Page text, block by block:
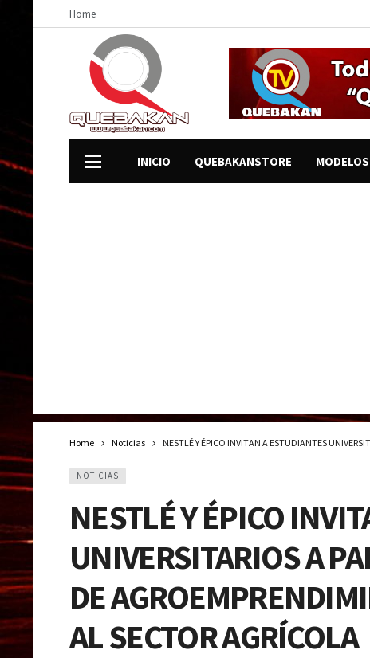
Home
INICIO QUEBAKANSTORE MODELOS
Home Noticias NESTLÉ Y ÉPICO INVITAN A ESTUDIANTES
NOTICIAS
NESTLÉ Y ÉPICO
UNIVERSITARIOS A
DE
AL SECTOR AGRÍCOLA